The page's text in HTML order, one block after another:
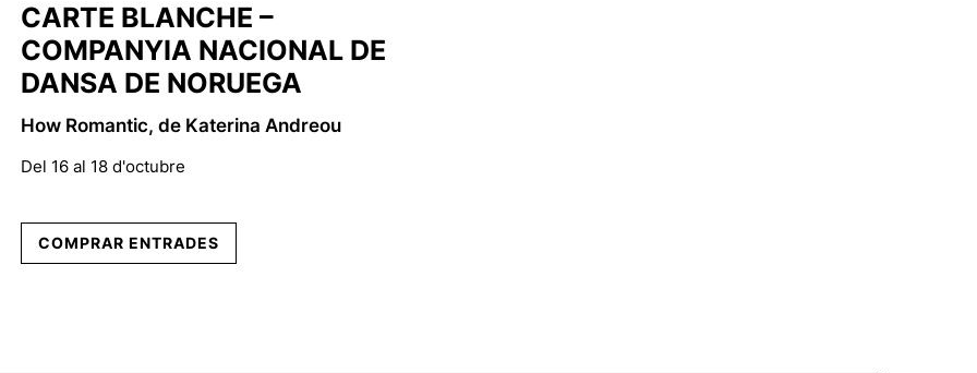
CARTE BLANCHE –
COMPANYIA NACIONAL DE
DANSA DE NORUEGA
How Romantic, de Katerina Andreou
Del 16 al 18 d'octubre
COMPRAR ENTRADES